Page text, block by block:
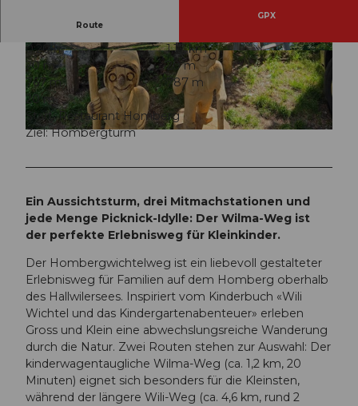
© Corinne Huwiler, Hombergwichtel |
© Seetal Tourismus, Seetal Tourismus © Diana Fry, Seetal Tourismus
Route
GPX
0:20 h
1,17 km
20 m
20 m
767 m
787 m
20 m
Start: Restaurant Homberg
Ziel: Hombergturm
Ein Aussichtsturm, drei Mitmachstationen und
jede Menge Picknick-Idylle: Der Wilma-Weg ist
der perfekte Erlebnisweg für Kleinkinder.
Der Hombergwichtelweg ist ein liebevoll gestalteter
Erlebnisweg für Familien auf dem Homberg oberhalb
des Hallwilersees. Inspiriert vom Kinderbuch «Wili
Wichtel und das Kindergartenabenteuer» erleben
Gross und Klein eine abwechslungsreiche Wanderung
durch die Natur. Zwei Routen stehen zur Auswahl: Der
kinderwagentaugliche Wilma-Weg (ca. 1,2 km, 20
Minuten) eignet sich besonders für die Kleinsten,
während der längere Wili-Weg (ca. 4,6 km, rund 2